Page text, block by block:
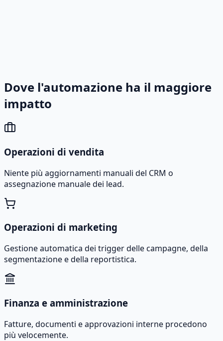
Dove l'automazione ha il maggiore
impatto
Operazioni di vendita
Niente più aggiornamenti manuali del CRM o
assegnazione manuale dei lead.
Operazioni di marketing
Gestione automatica dei trigger delle campagne, della
segmentazione e della reportistica.
Finanza e amministrazione
Fatture, documenti e approvazioni interne procedono
più velocemente.